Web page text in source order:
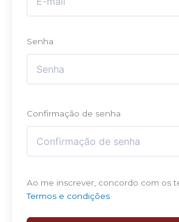
Senha
Confirmação de senha
Ao me inscrever, concordo com os
Termos e condições